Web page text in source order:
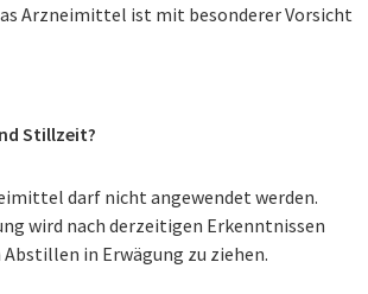
Arzneimittel ist mit besonderer Vorsicht
Stillzeit?
darf nicht angewendet werden.
wird nach derzeitigen Erkenntnissen
in Erwägung zu ziehen.